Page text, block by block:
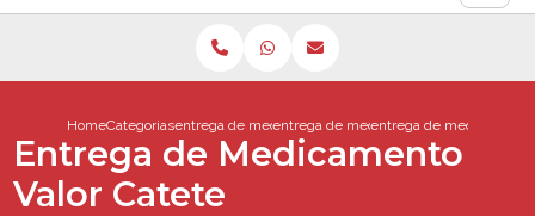
HomeCategoriasentrega de medicamentosentrega de medicamentos na hora
entrega de
Entrega de Medicamento
Valor Catete